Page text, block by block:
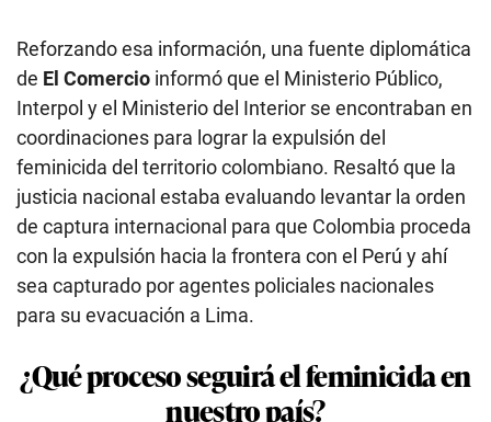
Reforzando esa información, una fuente diplomática
de El Comercio informó que el Ministerio Público,
Interpol y el Ministerio del Interior se encontraban en
coordinaciones para lograr la expulsión del
feminicida del territorio colombiano. Resaltó que la
justicia nacional estaba evaluando levantar la orden
de captura internacional para que Colombia proceda
con la expulsión hacia la frontera con el Perú y ahí
sea capturado por agentes policiales nacionales
para su evacuación a Lima.
¿Qué proceso seguirá el feminicida en
nuestro país?